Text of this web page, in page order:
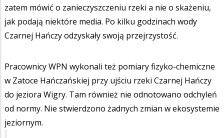
zatem mówić o zanieczyszczeniu rzeki a nie o skażeniu,
jak podają niektóre media. Po kilku godzinach wody
Czarnej Hańczy odzyskały swoją przejrzystość.
Pracownicy WPN wykonali też pomiary fizyko-chemiczne
w Zatoce Hańczańskiej przy ujściu rzeki Czarnej Hańczy
do jeziora Wigry. Tam również nie odnotowano odchyleń
od normy. Nie stwierdzono żadnych zmian w ekosystemie
jeziornym.